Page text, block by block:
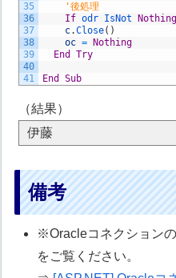
35
36
37
38
39
40
41
'後処理
If odr IsNot Nothing
c.Close( )
oc = Nothing
End
Try
End Sub
（結果）
伊藤
備考
※Oracleコネクション
をご覧ください。